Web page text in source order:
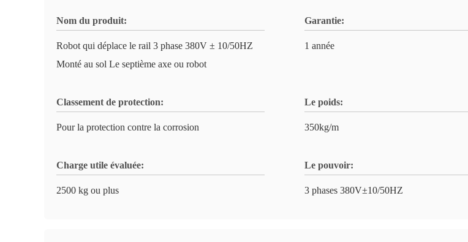
Nom du produit:
Robot qui déplace le rail 3 phase 380V ± 10/50HZ
Monté au sol Le septième axe ou robot
Garantie:
1 année
Classement de protection:
Pour la protection contre la corrosion
Le poids:
350kg/m
Charge utile évaluée:
2500 kg ou plus
Le pouvoir:
3 phases 380V±10/50HZ